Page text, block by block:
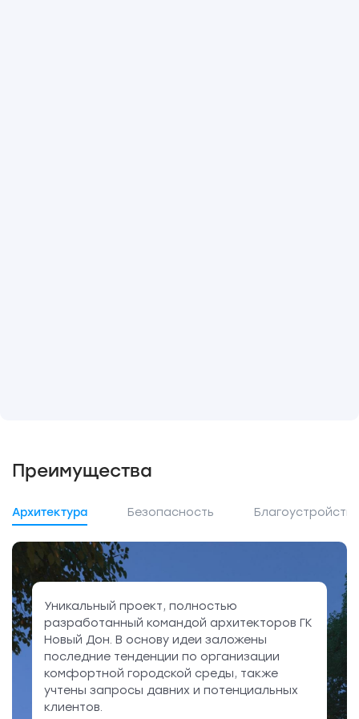
Преимущества
Архитектура Безопасность
Уникальный проект, полностью
разработанный командой архитекторов ГК
Новый Дон. В основу идеи заложены
последние тенденции по организации
комфортной городской среды, также
учтены запросы давних и потенциальных
клиентов.